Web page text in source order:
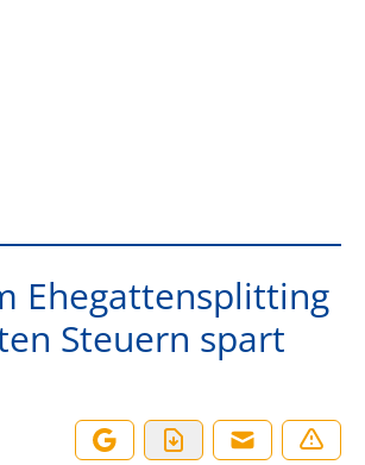
Ehegattensplitting
Steuern spart